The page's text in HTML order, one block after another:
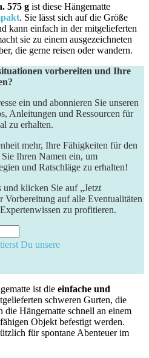
575 g ist diese Hängematte
. Sie lässt sich auf die Größe
kann ⁣einfach​ in der mitgelieferten
sie zu einem ausgezeichneten
die gerne reisen oder wandern.
vorbereiten und Ihre
ein und abonnieren Sie unseren
Anleitungen und Ressourcen für
zu erhalten.
mehr, Ihre Fähigkeiten für den
Ihren Namen ein, um
und Ratschläge zu erhalten!
klicken Sie auf „Jetzt
Vorbereitung auf alle Eventualitäten
zu profitieren.
Du unsere
ist die einfache und
schweren Gurten, die
die Hängematte⁣ schnell an einem
Objekt befestigt werden.
für spontane Abenteuer im